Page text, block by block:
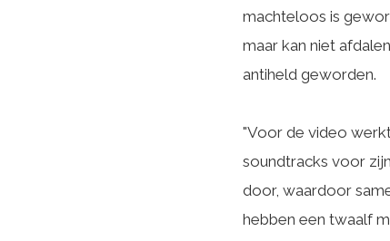
machteloos is
maar kan niet
antiheld geworden.
"Voor de video
soundtracks voor
door, waardoor
hebben een twaalf